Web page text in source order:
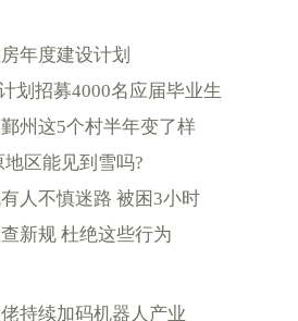
年度建设计划
划招募4000名应届毕业生
州这5个村半年变了样
区能见到雪吗?
人不慎迷路 被困3小时
新规 杜绝这些行为
持续加码机器人产业